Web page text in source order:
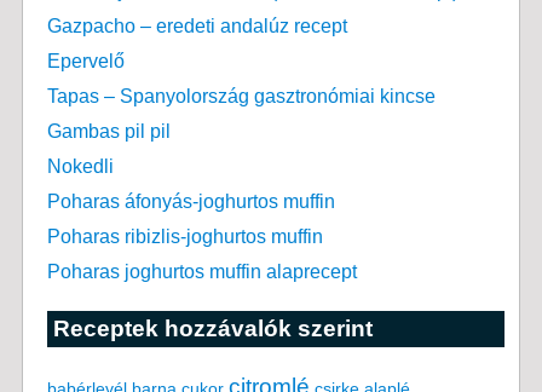
Gazpacho – eredeti andalúz recept
Epervelő
Tapas – Spanyolország gasztronómiai kincse
Gambas pil pil
Nokedli
Poharas áfonyás-joghurtos muffin
Poharas ribizlis-joghurtos muffin
Poharas joghurtos muffin alaprecept
Receptek hozzávalók szerint
babérlevél citromlé csirke alaplé